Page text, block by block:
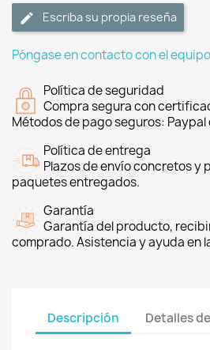
Escriba su propia reseña
Póngase en contacto con el
Política de seguridad
Compra segura con
Métodos de pago seguros: Paypal
Política de entrega
Plazos de envío concretos y
paquetes entregados.
Garantía
Garantía del producto,
comprado. Asistencia y ayuda en
Descripción Detalles